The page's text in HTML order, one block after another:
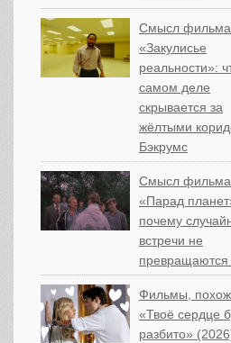
Смысл фильма
«Закулисье
реальности»:
самом деле
скрывается за
жёлтыми
Бэкрумс
Смысл фильма
«Парад
почему
встречи не
превращаются
Фильмы,
«Твоё сердце
разбито»